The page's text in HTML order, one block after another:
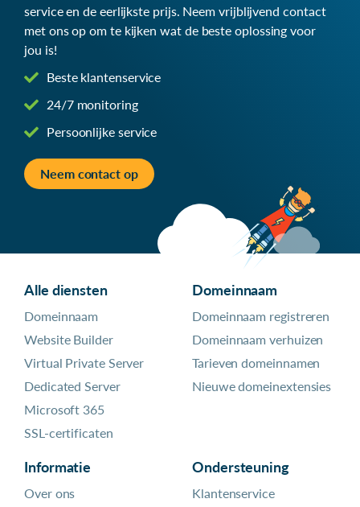
service en de eerlijkste prijs. Neem vrijblijvend contact
met ons op om te kijken wat de beste oplossing voor
jou is!
Beste klantenservice
24/7 monitoring
Persoonlijke service
Neem contact op
Alle diensten
Domeinnaam
Website Builder
Virtual Private Server
Dedicated Server
Microsoft 365
SSL-certificaten
Domeinnaam
Domeinnaam registreren
Domeinnaam verhuizen
Tarieven domeinnamen
Nieuwe domeinextensies
Informatie
Over ons
Ondersteuning
Klantenservice